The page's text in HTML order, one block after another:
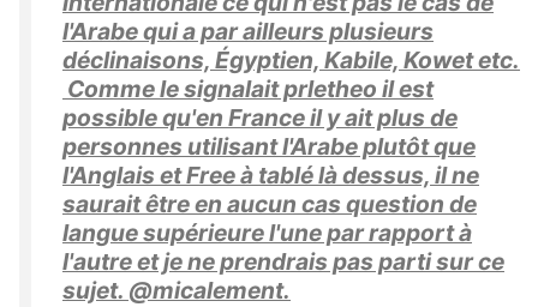
l'Arabe qui a par ailleurs plusieurs
déclinaisons, Égyptien, Kabile, Kowet etc.
Comme le signalait prletheo il est
possible qu'en France il y ait plus de
personnes utilisant l'Arabe plutôt que
l'Anglais et Free à tablé là dessus, il ne
saurait être en aucun cas question de
langue supérieure l'une par rapport à
l'autre et je ne prendrais pas parti sur ce
sujet. @micalement.